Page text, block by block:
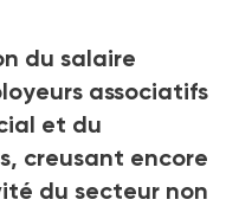
du salaire
associatifs
et du
creusant encore
du secteur non